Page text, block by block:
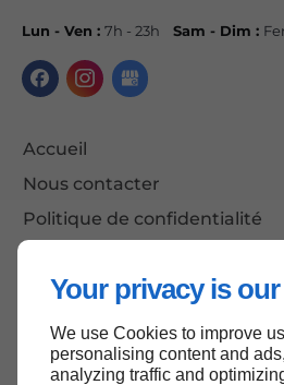
Your privacy is
We use Cookies to improve
personalising content and
analyzing traffic and
Lun - Ven :7h - 23h Sam - Dim :
Accueil
Nous contacter
Politique de confidentialité
Haut de